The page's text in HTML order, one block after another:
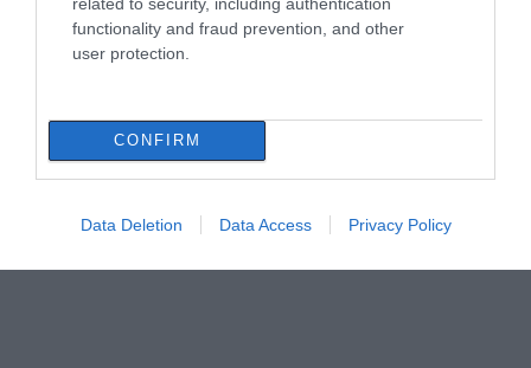
functionality and fraud prevention, and other
user protection.
CONFIRM
Data Deletion Data Access Privacy Policy
Κάνεις δεν ξεχνά τι έζησε η Εύβοια
πριν πέντε χρόνια
Σε δημοπρασία η μπάλα των ιστορικών
γκολ του Μαραντόνα
Αγανάκτηση σε χωριό της Εύβοιας: